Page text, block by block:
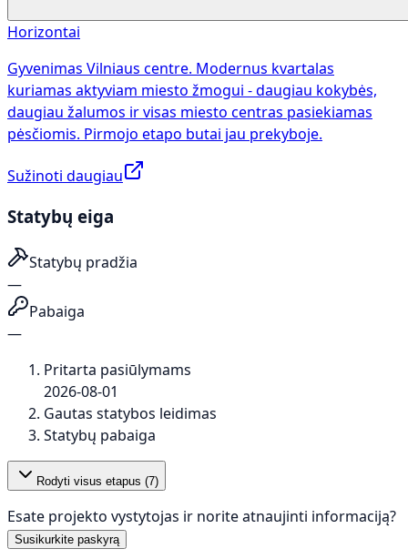
Horizontai
Gyvenimas Vilniaus centre. Modernus kvartalas
kuriamas aktyviam miesto žmogui - daugiau kokybės,
daugiau žalumos ir visas miesto centras pasiekiamas
pėsčiomis. Pirmojo etapo butai jau prekyboje.
Sužinoti daugiau
Statybų eiga
Statybų pradžia
—
Pabaiga
—
Pritarta pasiūlymams
2026-08-01
Gautas statybos leidimas
Statybų pabaiga
Rodyti visus etapus (7)
Esate projekto vystytojas ir norite atnaujinti informaciją?
Susikurkite paskyrą